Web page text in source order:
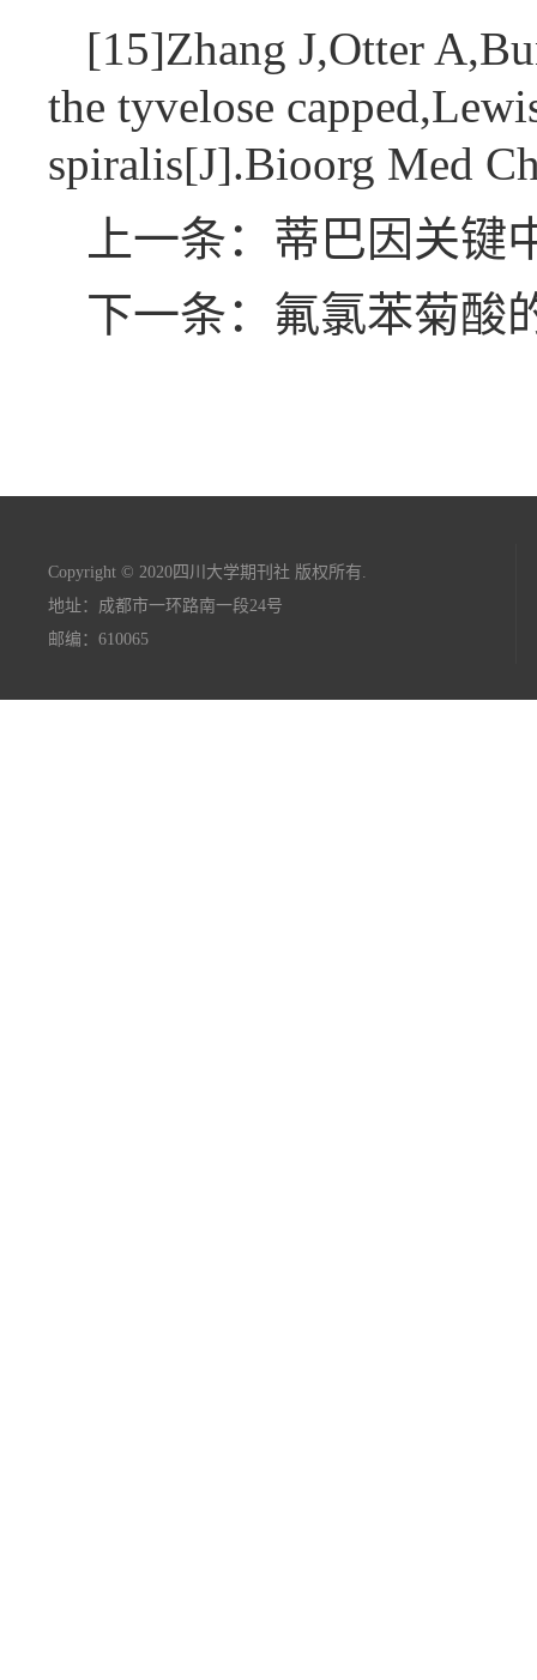
[15]Zhang J,Otter
the tyvelose
spiralis[J].Bioorg Med
上一条：蒂巴因关键
下一条：氟氯苯菊酸
Copyright © 2020四川大学期刊社 版权所有.
地址：成都市一环路南一段24号
邮编：610065